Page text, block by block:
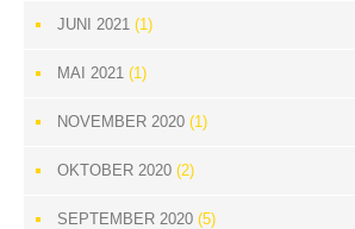
JUNI 2021 (1)
MAI 2021 (1)
NOVEMBER 2020 (1)
OKTOBER 2020 (2)
SEPTEMBER 2020 (5)